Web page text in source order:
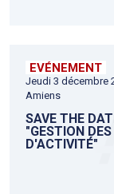
EVÉNEMENT
Jeudi 3 décembre
Amiens
SAVE THE
"GESTION
D'ACTIVITÉ"